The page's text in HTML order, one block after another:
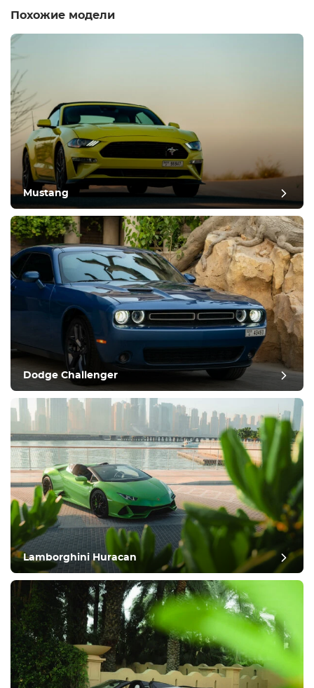
Похожие модели
Mustang
Dodge Challenger
Lamborghini Huracan